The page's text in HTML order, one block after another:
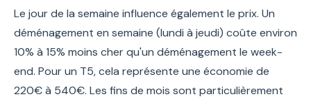
Le jour de la semaine influence également le prix. Un
déménagement en semaine (lundi à jeudi) coûte environ
10% à 15% moins cher qu'un déménagement le week-
end. Pour un T5, cela représente une économie de
220€ à 540€. Les fins de mois sont particulièrement